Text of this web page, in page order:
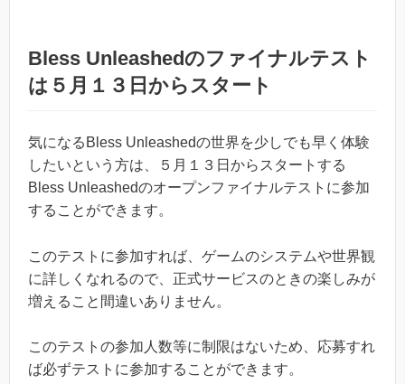
Bless Unleashedのファイナルテスト
は５月１３日からスタート
気になるBless Unleashedの世界を少しでも早く体験
したいという方は、５月１３日からスタートする
Bless Unleashedのオープンファイナルテストに参加
することができます。
このテストに参加すれば、ゲームのシステムや世界観
に詳しくなれるので、正式サービスのときの楽しみが
増えること間違いありません。
このテストの参加人数等に制限はないため、応募すれ
ば必ずテストに参加することができます。